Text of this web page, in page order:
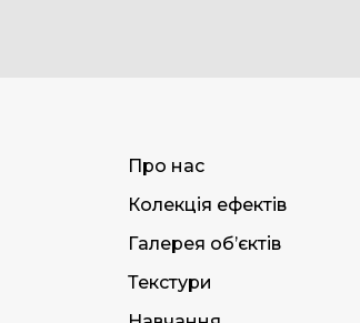
Про нас
Колекція ефектів
Галерея об’єктів
Текстури